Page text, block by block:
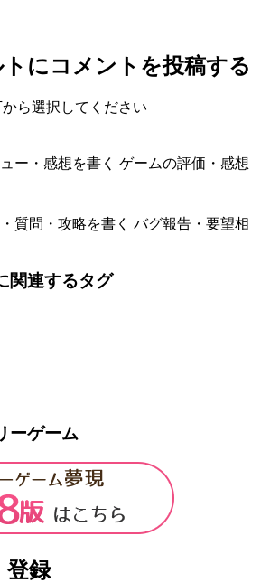
にコメントを投稿する
ら選択してください
ー・感想を書く ゲームの評価・感想
質問・攻略を書く バグ報告・要望相
関連するタグ
ーゲーム
登録